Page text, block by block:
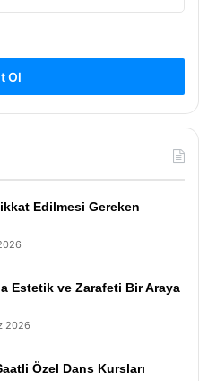
Ol
Edilmesi Gereken
Estetik ve Zarafeti Bir Araya
2026
Özel Dans Kursları